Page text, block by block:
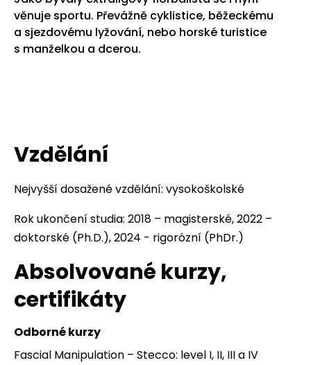
věnuje sportu. Převážně cyklistice, běžeckému
a sjezdovému lyžování, nebo horské turistice
s manželkou a dcerou.
Vzdělání
Nejvyšší dosažené vzdělání: vysokoškolské
Rok ukončení studia: 2018 – magisterské, 2022 –
doktorské (Ph.D.), 2024 - rigorózní (PhDr.)
Absolvované kurzy,
certifikáty
Odborné kurzy
Fascial Manipulation – Stecco: level I, II, III a IV